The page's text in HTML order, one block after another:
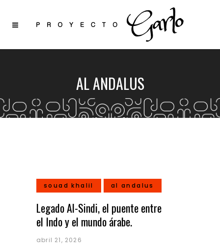
AL ANDALUS
souad khalil al andalus
Legado Al-Sindi, el puente entre
el Indo y el mundo árabe.
abril 21, 2026